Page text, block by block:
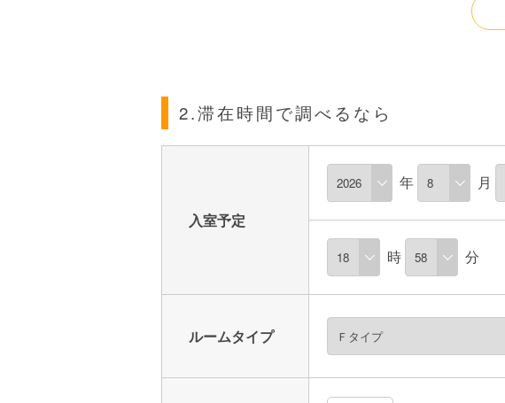
2.滞在時間で調べるなら
入室予定
年 月
時 分
ルームタイプ